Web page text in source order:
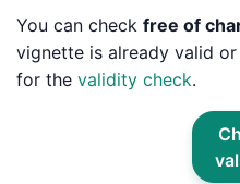
You can check free of
vignette is already valid
for the validity check.